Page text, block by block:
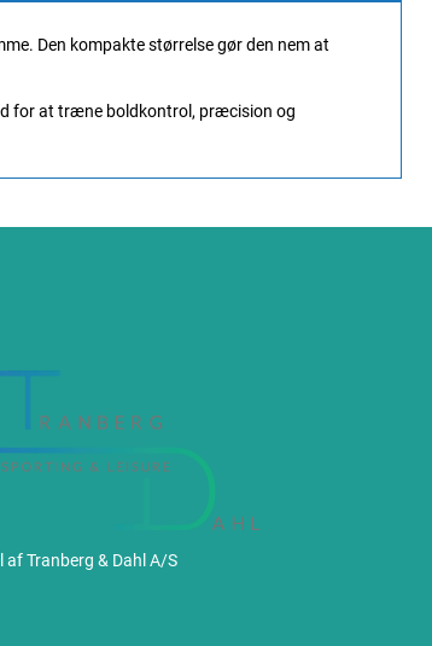
Den kompakte størrelse gør den nem at
for at træne boldkontrol, præcision og
af Tranberg & Dahl A/S